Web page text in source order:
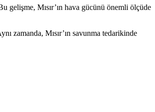
gelişme, Mısır’ın hava gücünü önemli ölçüde
zamanda, Mısır’ın savunma tedarikinde